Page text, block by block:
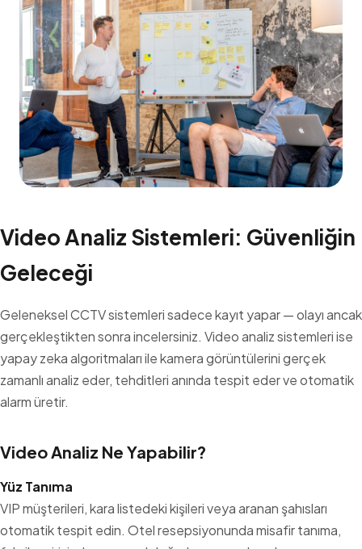
Video Analiz Sistemleri: Güvenliğin
Geleceği
Geleneksel CCTV sistemleri sadece kayıt yapar — olayı ancak
gerçekleştikten sonra incelersiniz. Video analizsistemleri ise
yapay zeka algoritmaları ile kamera görüntülerini gerçek
zamanlı analiz eder, tehditleri anında tespit eder ve otomatik
alarm üretir.
Video Analiz Ne Yapabilir?
Yüz Tanıma
VIP müşterileri, kara listedeki kişileri veya aranan şahısları
otomatik tespit edin. Otel resepsiyonunda misafir tanıma,